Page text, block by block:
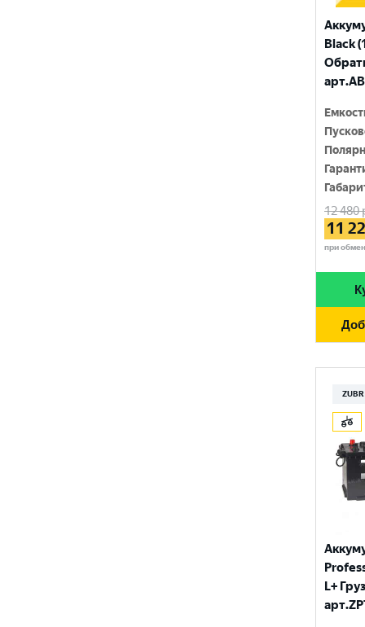
Black
12 480
11
при
ZUBR
L+